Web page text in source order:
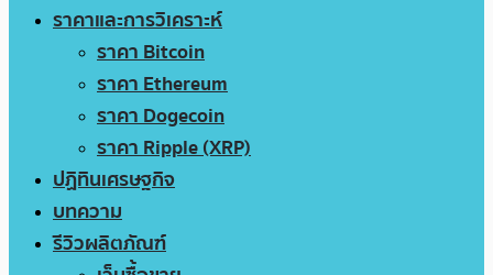
ราคาและการวิเคราะห์
ราคา Bitcoin
ราคา Ethereum
ราคา Dogecoin
ราคา Ripple (XRP)
ปฏิทินเศรษฐกิจ
บทความ
รีวิวผลิตภัณฑ์